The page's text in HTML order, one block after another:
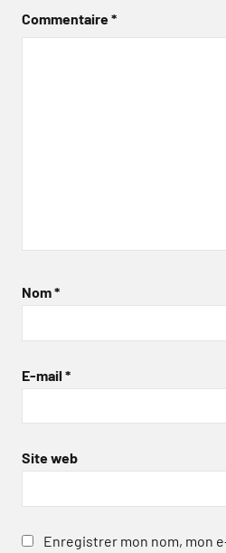
Commentaire*
Nom*
E-mail *
Site web
Enregistrer mon nom, mon